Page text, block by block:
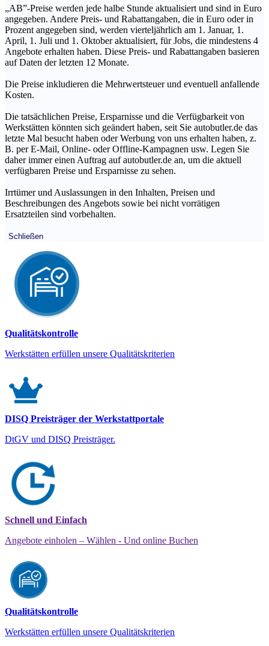
„AB”-Preise werden jede halbe Stunde aktualisiert und sind in Euro
angegeben. Andere Preis- und Rabattangaben, die in Euro oder in
Prozent angegeben sind, werden vierteljährlich am 1. Januar, 1.
April, 1. Juli und 1. Oktober aktualisiert, für Jobs, die mindestens 4
Angebote erhalten haben. Diese Preis- und Rabattangaben basieren
auf Daten der letzten 12 Monate.
Die Preise inkludieren die Mehrwertsteuer und eventuell anfallende
Kosten.
Die tatsächlichen Preise, Ersparnisse und die Verfügbarkeit von
Werkstätten könnten sich geändert haben, seit Sie autobutler.de das
letzte Mal besucht haben oder Werbung von uns erhalten haben, z.
B. per E-Mail, Online- oder Offline-Kampagnen usw. Legen Sie
daher immer einen Auftrag auf autobutler.de an, um die aktuell
verfügbaren Preise und Ersparnisse zu sehen.
Irrtümer und Auslassungen in den Inhalten, Preisen und
Beschreibungen des Angebots sowie bei nicht vorrätigen
Ersatzteilen sind vorbehalten.
Schließen
Qualitätskontrolle
Werkstätten erfüllen unsere Qualitätskriterien
DISQ Preisträger der Werkstattportale
DtGV und DISQ Preisträger.
Schnell und Einfach
Angebote einholen – Wählen - Und online Buchen
Qualitätskontrolle
Werkstätten erfüllen unsere Qualitätskriterien